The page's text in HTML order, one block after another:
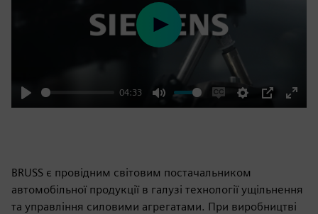
Play
04:33
Mute
EnableSettings
PIP
Enter
Play
BRUSS є провідним світовим постачальником
автомобільної продукції в галузі технології ущільнення
та управління силовими агрегатами. При виробництві